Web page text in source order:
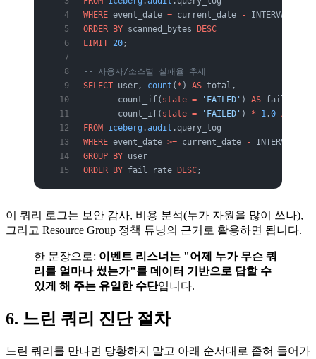
WHERE event_date = current_date - INTERVAL
ORDER BY scanned_bytes DESC
LIMIT 20 ;
-- 사용자/소스별 실패율 추세
SELECT user, count ( * ) AS total,
       count_if(
state = 'FAILED' ) AS failed,
       count_if(
state = 'FAILED' ) * 1 .0 /
FROM iceberg .audit .query_log
WHERE event_date >= current_date - INTERVAL
GROUP BY user
ORDER BY fail_rate DESC ;
이 쿼리 로그는 보안 감사, 비용 분석(누가 자원을 많이 쓰나),
그리고 Resource Group 정책 튜닝의 근거로 활용하면 됩니다.
한 문장으로: 이벤트 리스너는 "어제 누가 무슨 쿼
리를 얼마나 썼는가"를 데이터 기반으로 답할 수
있게 해 주는 유일한 수단입니다.
6. 느린 쿼리 진단 절차
느린 쿼리를 만나면 당황하지 말고 아래 순서대로 좁혀 들어가